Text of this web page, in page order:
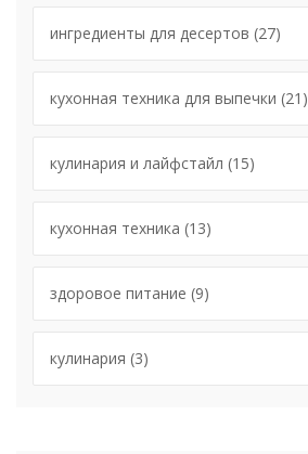
ингредиенты для десертов (27)
кухонная техника для выпечки (21)
кулинария и лайфстайл (15)
кухонная техника (13)
здоровое питание (9)
кулинария (3)